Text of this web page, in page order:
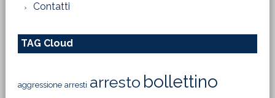
Contatti
TAG Cloud
aggressione arresti arresto bollettino